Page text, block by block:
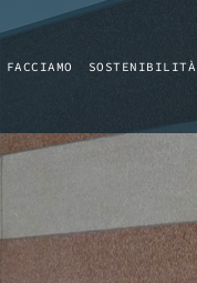
FACCIAMO SOSTENIBILITÀ